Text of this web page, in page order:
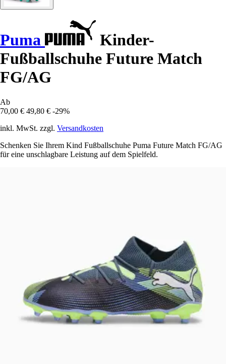
Puma
Kinder-
Fußballschuhe Future Match
FG/AG
Ab
70,00 € 49,80 € -29%
inkl. MwSt. zzgl. Versandkosten
Schenken Sie Ihrem Kind Fußballschuhe Puma Future Match FG/AG
für eine unschlagbare Leistung auf dem Spielfeld.